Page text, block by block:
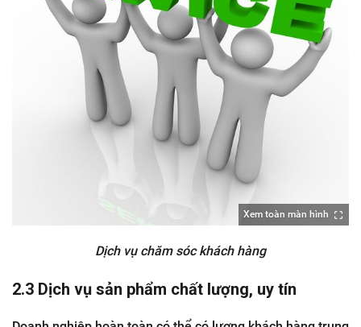
Xem toàn màn hình
Dịch vụ chăm sóc khách hàng
2.3 Dịch vụ sản phẩm chất lượng, uy tín